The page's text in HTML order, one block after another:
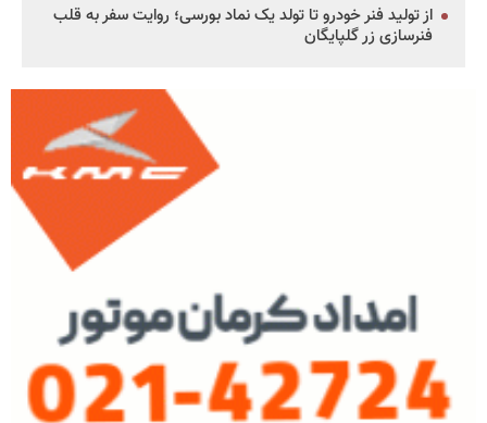
از تولید فنر خودرو تا تولد یک نماد بورسی؛ روایت سفر به قلب
فنرسازی زر گلپایگان